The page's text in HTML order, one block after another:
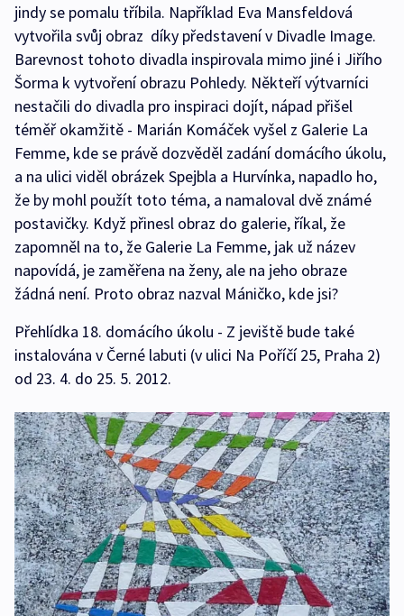
jindy se pomalu tříbila. Například Eva Mansfeldová
vytvořila svůj obraz díky představení v Divadle Image.
Barevnost tohoto divadla inspirovala mimo jiné i Jiřího
Šorma k vytvoření obrazu Pohledy. Někteří výtvarníci
nestačili do divadla pro inspiraci dojít, nápad přišel
téměř okamžitě - Marián Komáček vyšel z Galerie La
Femme, kde se právě dozvěděl zadání domácího úkolu,
a na ulici viděl obrázek Spejbla a Hurvínka, napadlo ho,
že by mohl použít toto téma, a namaloval dvě známé
postavičky. Když přinesl obraz do galerie, říkal, že
zapomněl na to, že Galerie La Femme, jak už název
napovídá, je zaměřena na ženy, ale na jeho obraze
žádná není. Proto obraz nazval Máničko, kde jsi?
Přehlídka 18. domácího úkolu - Z jeviště bude také
instalována v Černé labuti (v ulici Na Poříčí 25, Praha 2)
od 23. 4. do 25. 5. 2012.